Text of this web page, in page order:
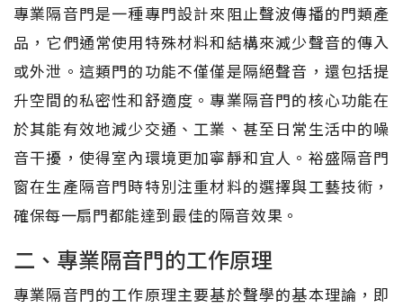
專業隔音門是一種專門設計來阻止聲波傳播的門類產
品，它們通常使用特殊材料和結構來減少聲音的傳入
或外泄。這類門的功能不僅僅是隔絕聲音，還包括提
升空間的私密性和舒適度。專業隔音門的核心功能在
於其能有效地減少交通、工業、甚至日常生活中的噪
音干擾，使得室內環境更加寧靜和宜人。裕盛隔音門
窗在生產隔音門時特別注重材料的選擇與工藝技術，
確保每一扇門都能達到最佳的隔音效果。
二、專業隔音門的工作原理
專業隔音門的工作原理主要基於聲學的基本理論，即